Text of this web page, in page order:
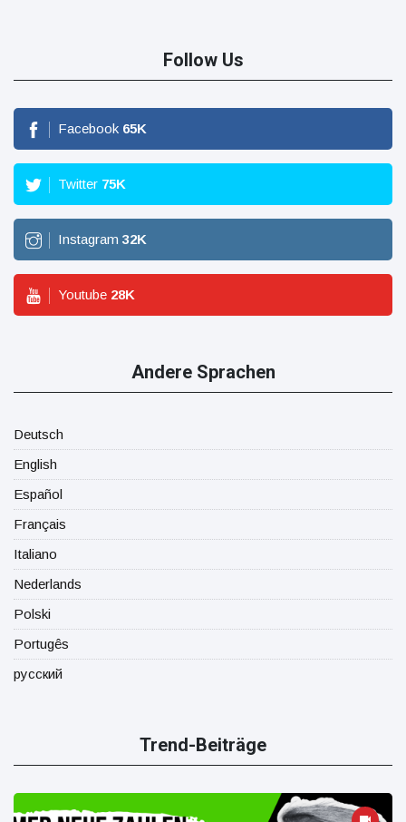
Follow Us
Facebook 65K
Twitter 75K
Instagram 32K
Youtube 28K
Andere Sprachen
Deutsch
English
Español
Français
Italiano
Nederlands
Polski
Portugês
русский
Trend-Beiträge